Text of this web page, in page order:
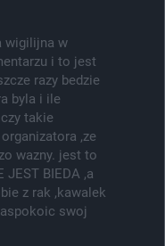
wigilijna w
i to jest
razy bedzie
byla i ile
takie
,ze
wazny. jest to
JEST BIEDA ,a
z rak ,kawalek
swoj